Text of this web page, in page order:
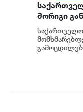
მორიგი